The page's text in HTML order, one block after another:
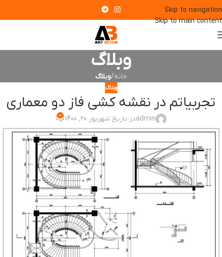
Skip to navigation
Skip to main content
وبلاگ
خانه/وبلاگ
وبلاگ
تجربیاتم در نقشه کشی فاز دو معماری
adminدر تاریخ شهریور 20, 1400 0